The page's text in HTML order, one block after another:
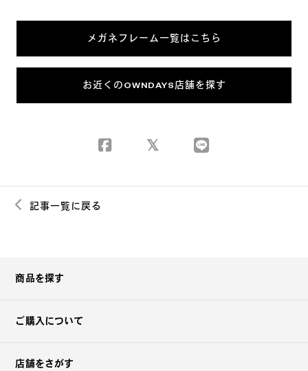
メガネフレーム一覧はこちら
お近くのOWNDAYS店舗を探す
記事一覧に戻る
商品を探す
ご購入について
店舗をさがす